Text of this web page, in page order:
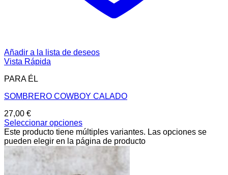
Añadir a la lista de deseos
Vista Rápida
PARA ÉL
SOMBRERO COWBOY CALADO
27,00 €
Seleccionar opciones
Este producto tiene múltiples variantes. Las opciones se
pueden elegir en la página de producto